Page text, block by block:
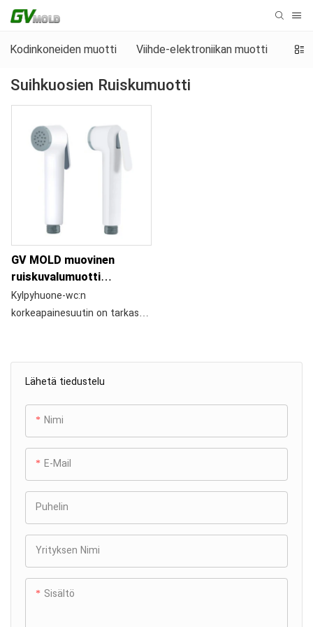
Kodinkoneiden muotti Viihde-elektroniikan muotti
Suihkuosien Ruiskumuotti
Lähetä tiedustelu
Nimi
E-Mail
Puhelin
Yrityksen Nimi
Sisältö
GV MOLD muovinen
ruiskuvalumuotti
kylpyhuoneen WC:n
korkeapainesuuttimelle
Kylpyhuone-wc:n
korkeapainesuutin on tarkasti
muovikomponentista, joista
jokainen on valettu
korkealaatuisista
materiaaleista, kuten ABS, PP
ja POM. Nämä materiaalit on
valittu huolellisesti niiden
kestävyyden, kemiallisen
kestävyyden ja mekaanisen
lujuuden perusteella.
Jokainen komponentti on
ruiskuvalettu tarkasti
täydellisen istuvuuden ja
toiminnan varmistamiseksi.
Sen jälkeen osat kootaan